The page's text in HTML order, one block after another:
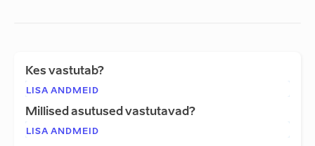
Kes vastutab?
LISA ANDMEID
Millised asutused vastutavad?
LISA ANDMEID